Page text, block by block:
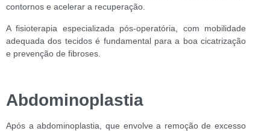
contornos e acelerar a recuperação.
A fisioterapia especializada pós-operatória, com mobilidade
adequada dos tecidos é fundamental para a boa cicatrização
e prevenção de fibroses.
Abdominoplastia
Após a abdominoplastia, que envolve a remoção de excesso